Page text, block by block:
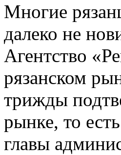
Многие
далеко не
Агентство
рязанском
трижды
рынке, то
главы